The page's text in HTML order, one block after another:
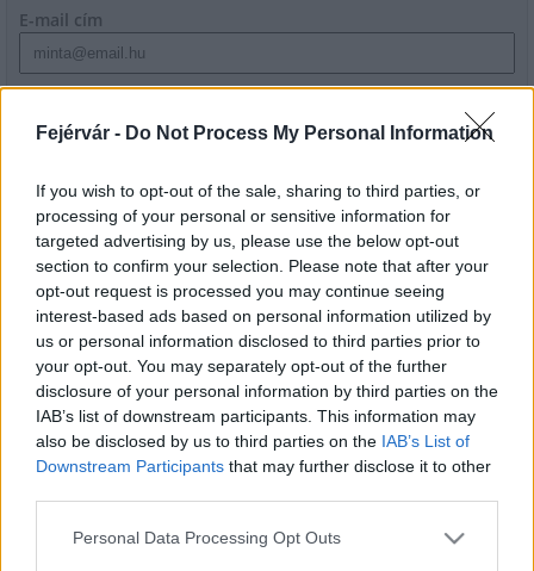
Fejérvár - Do Not Process My Personal Information
If you wish to opt-out of the sale, sharing to third parties, or
processing of your personal or sensitive information for
targeted advertising by us, please use the below opt-out
section to confirm your selection. Please note that after your
opt-out request is processed you may continue seeing
interest-based ads based on personal information utilized by
us or personal information disclosed to third parties prior to
your opt-out. You may separately opt-out of the further
disclosure of your personal information by third parties on the
IAB’s list of downstream participants. This information may
also be disclosed by us to third parties on the IAB’s List of
Downstream Participants that may further disclose it to other
Please note that this website/app uses one or more Google
Personal Data Processing Opt Outs
E-mail cím
szabályzatot!
LEGFRISSEBB
Országos hírek
Megérkezett az eső a Duna vízgyűjtőjére
Aktuális
Paks II.: Mit jelent az 5. blokk új
árnyékában?